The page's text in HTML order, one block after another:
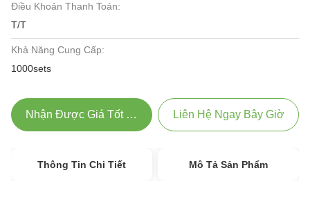
Điều Khoản Thanh Toán:
T/T
Khả Năng Cung Cấp:
1000sets
Nhận Được Giá Tốt Nhất Liên Hệ Ngay Bây Giờ
Thông Tin Chi Tiết Mô Tả Sản Phẩm